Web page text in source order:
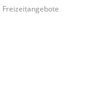
Freizeitangebote